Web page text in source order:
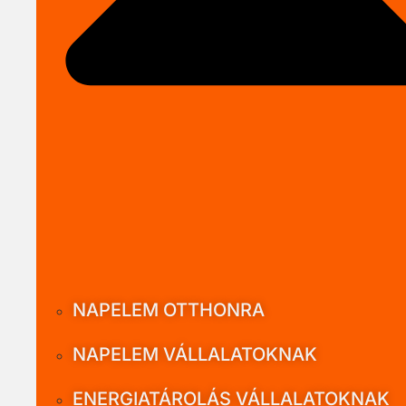
NAPELEM OTTHONRA
NAPELEM VÁLLALATOKNAK
ENERGIATÁROLÁS VÁLLALATOKNAK